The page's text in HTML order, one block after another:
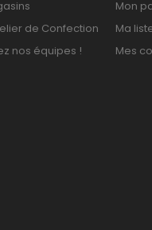
de Confection
nos équipes !
Mon
Ma
Mes